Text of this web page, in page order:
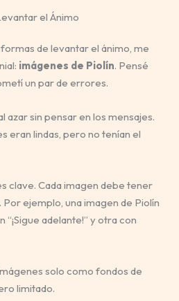
el Ánimo
de levantar el ánimo, me
imágenes de Piolín. Pensé
un par de errores.
azar sin pensar en los mensajes.
eran lindas, pero no tenían el
clave. Cada imagen debe tener
ejemplo, una imagen de Piolín
adelante!” y otra con
solo como fondos de
limitado.